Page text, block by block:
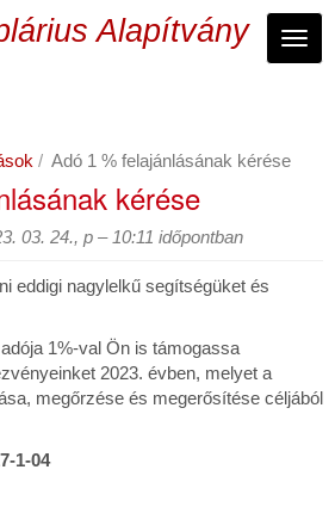
Alapítvány
Adó 1 % felajánlásának kérése
kérése
03. 24., p – 10:11 időpontban
eddigi nagylelkű segítségüket és
1%-val Ön is támogassa
2023. évben, melyet a
megőrzése és megerősítése céljából
1-04